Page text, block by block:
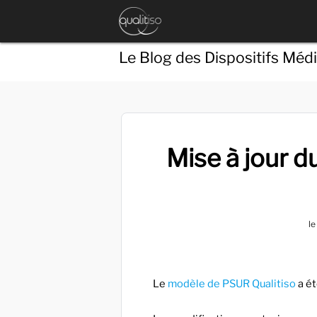
Le Blog des Dispositifs
Mise à jour
le
Le modèle de PSUR Qualitiso a